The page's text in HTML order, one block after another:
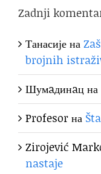
Zadnji
Танасијена
brojnih
Шумaдинaцна
Profesorна
Zirojević
nastaje